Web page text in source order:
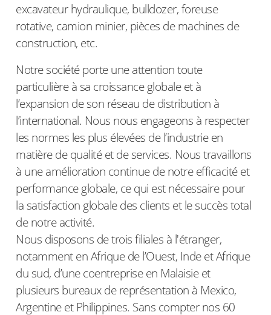
excavateur hydraulique, bulldozer, foreuse
rotative, camion minier, pièces de machines de
construction, etc.
Notre société porte une attention toute
particulière à sa croissance globale et à
l’expansion de son réseau de distribution à
l’international. Nous nous engageons à respecter
les normes les plus élevées de l’industrie en
matière de qualité et de services. Nous travaillons
à une amélioration continue de notre efficacité et
performance globale, ce qui est nécessaire pour
la satisfaction globale des clients et le succès total
de notre activité.
Nous disposons de trois filiales à l'étranger,
notamment en Afrique de l’Ouest, Inde et Afrique
du sud, d’une coentreprise en Malaisie et
plusieurs bureaux de représentation à Mexico,
Argentine et Philippines. Sans compter nos 60